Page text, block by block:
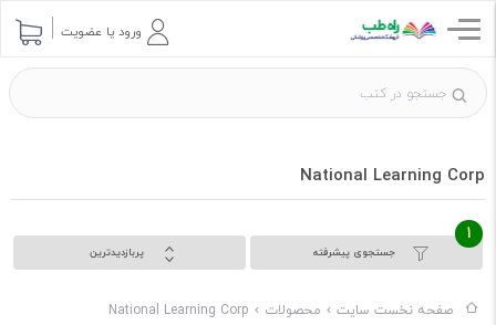
ورود یا عضویت
National Learning Corp
جستجوی پیشرفته
1
پربازدیدترین
صفحه نخست سایت محصولات National Learning Corp